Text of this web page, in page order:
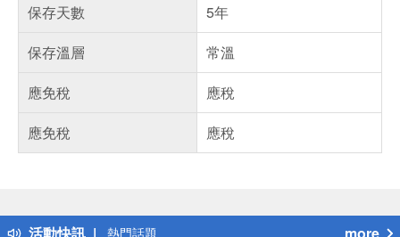
保存天數
5年
保存溫層
常溫
應免稅
應稅
應免稅
應稅
活動快訊
得獎公告
熱門話題